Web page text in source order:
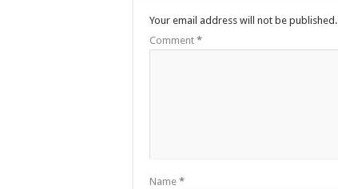
Your email address will not be published.
Comment *
Name *